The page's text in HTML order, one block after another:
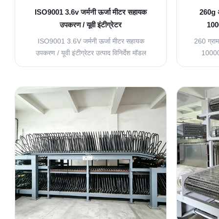
ISO9001 3.6v जर्मनी ऊर्जा मीटर सहायक
उपकरण / यूवी इंटीग्रेटर
ISO9001 3.6V जर्मनी ऊर्जा मीटर सहायक
उपकरण / यूवी इंटीग्रेटर उत्पाद विनिर्देश मॉडल
यूवी ड्रायर (जोड़ा धातु इन्सुलेशन शीट के साथ),
एक्सपोजर मशीन विद्युत आपूर्ति: लिथियम बैटरी 3.6V
ऊर्जा प्रदर्शनः एलसीडी 0...
260g
260
जीवन